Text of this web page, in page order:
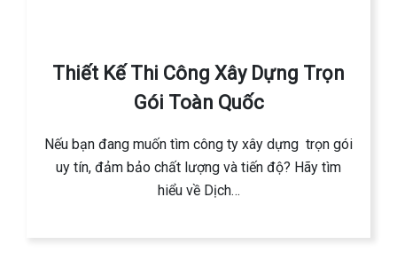
Thiết Kế Thi Công Xây Dựng Trọn
Gói Toàn Quốc
Nếu bạn đang muốn tìm công ty xây dựng trọn gói
uy tín, đảm bảo chất lượng và tiến độ? Hãy tìm
hiểu về Dịch…